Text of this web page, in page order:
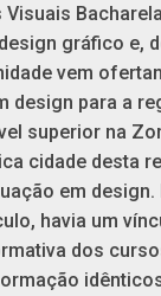
Visuais
gráfico e,
vem
design para a
superior na
cidade desta
em design.
havia um
dos